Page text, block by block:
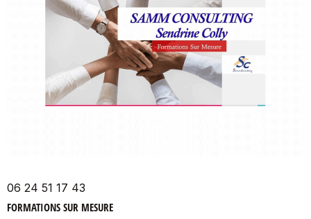
06 24 51 17 43
FORMATIONS SUR MESURE